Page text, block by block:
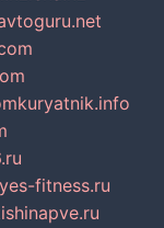
kuryatnik.info
yes-fitness.ru